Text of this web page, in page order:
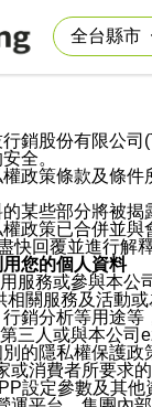
銷股份有限公
全。
政策條款及條
某些部分將被
政策已合併並
快回覆並進行解釋
您的個人資料
服務或參與本
關服務及活動
銷分析等用途等
三人或與本公
的隱私權保護
或消費者所要求
設定參數及其